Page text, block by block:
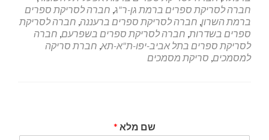
חברה לסריקת ספרים ברמת גן-ר"ג, חברה לסריקת ספרים
ברמת השרון, חברה לסריקת ספרים ברעננה, חברה לסריקת
ספרים בשדרות, חברה לסריקת ספרים בשפרעם, חברה
לסריקת ספרים בתל אביב-יפו-ת"א-תא, חברת סריקה
למסמכים, סריקת מסמכים
שם מלא *